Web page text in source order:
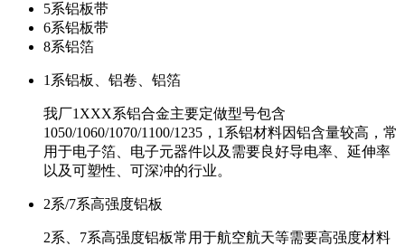
5系铝板带
6系铝板带
8系铝箔
1系铝板、铝卷、铝箔
我厂1XXX系铝合金主要定做型号包含
1050/1060/1070/1100/1235，1系铝材料因铝含量较高，常
用于电子箔、电子元器件以及需要良好导电率、延伸率
以及可塑性、可深冲的行业。
2系/7系高强度铝板
2系、7系高强度铝板常用于航空航天等需要高强度材料